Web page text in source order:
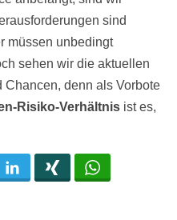
sind
müssen unbedingt
sehen wir die aktuellen
Chancen, denn als Vorbote
Risiko-Verhältnis ist es,
LinkedIn